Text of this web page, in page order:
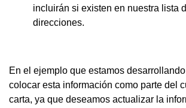
incluirán si existen en nuestra lista
direcciones.
En el ejemplo que estamos
colocar esta información como parte del
carta, ya que deseamos actualizar la